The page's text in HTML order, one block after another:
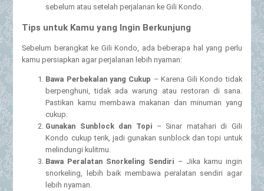
sebelum atau setelah perjalanan ke Gili Kondo.
Tips untuk Kamu yang Ingin Berkunjung
Sebelum berangkat ke Gili Kondo, ada beberapa hal yang perlu
kamu persiapkan agar perjalanan lebih nyaman:
Bawa Perbekalan yang Cukup – Karena Gili Kondo tidak
berpenghuni, tidak ada warung atau restoran di sana.
Pastikan kamu membawa makanan dan minuman yang
cukup.
Gunakan Sunblock dan Topi– Sinar matahari di Gili
Kondo cukup terik, jadi gunakan sunblock dan topi untuk
melindungi kulitmu.
Bawa Peralatan Snorkeling Sendiri – Jika kamu ingin
snorkeling, lebih baik membawa peralatan sendiri agar
lebih nyaman.